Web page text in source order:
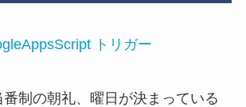
トリガー
制の朝礼、曜日が決まっている